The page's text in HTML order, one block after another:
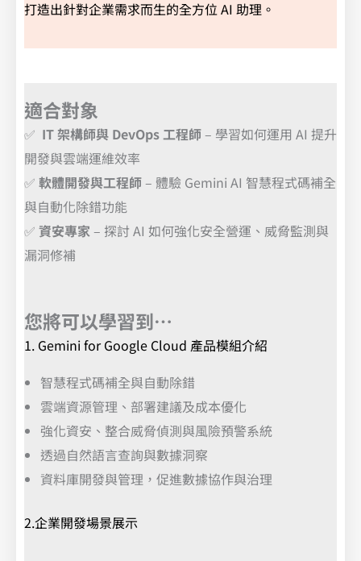
打造出針對企業需求而生的全方位 AI 助理。
適合對象
✅ IT 架構師與 DevOps 工程師– 學習如何運用 AI 提升
開發與雲端運維效率
✅ 軟體開發與工程師– 體驗 Gemini AI 智慧程式碼補全
與自動化除錯功能
✅ 資安專家– 探討 AI 如何強化安全營運、威脅監測與
漏洞修補
您將可以學習到…
1. Gemini for Google Cloud 產品模組介紹
智慧程式碼補全與自動除錯
雲端資源管理、部署建議及成本優化
強化資安、整合威脅偵測與風險預警系統
透過自然語言查詢與數據洞察
資料庫開發與管理，促進數據協作與治理
2.企業開發場景展示